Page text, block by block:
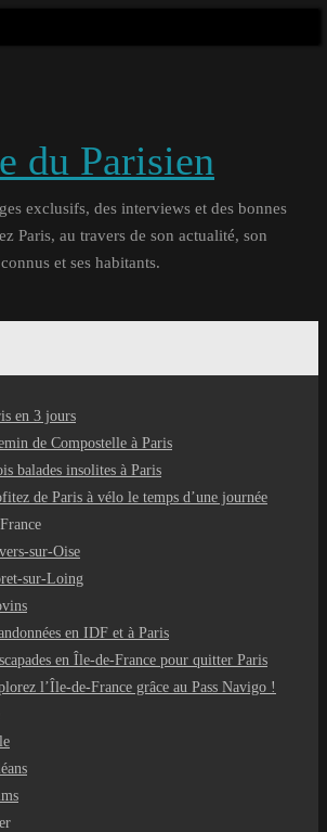
du Parisien
exclusifs, des interviews et des bonnes
Paris, au travers de son actualité, son
et ses habitants.
en 3 jours
de Compostelle à Paris
balades insolites à Paris
de Paris à vélo le temps d’une journée
sur-Oise
sur-Loing
en IDF et à Paris
en Île-de-France pour quitter Paris
l’Île-de-France grâce au Pass Navigo !